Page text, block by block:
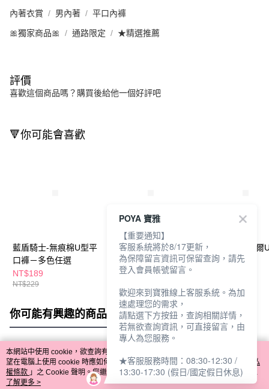
內著衣賞 男內著 平口內褲
🎀獨家商品🎀 通路限定 ★精選推薦
評價
喜歡這個商品嗎？購買後給他一個好評吧
🔻你可能會喜歡
藍盾騎士-無痕棉U型平
口褲－多色任選
NT$189
NT$229
藍盾騎士-無痕透氣U型
平口褲
NT$219
藍盾騎士 莫代爾
體平口褲
你可能有興趣的商品 全站排行
熱門標籤
本網站中使用 cookie，欲查詢有關本網站使用 cookie 方式之詳情，及若您不希
望在電腦上使用 cookie 時應如何變更電腦的 cookie 設定，請參閱本網站「
隱私
權條款 」之 Cookie 聲明。您繼續使用本網站即表示您同意本公司得按本網站使
用條款之 Cookie 聲明使用 cookie。
了解更多 >
POYA 寶雅
【重要通知】
客服系統將於8/17更新，
為保障留言資訊可保留查詢，請先
登入會員帳號留言。
歡迎來到寶雅線上客服系統。為加
速處理您的需求，
請點選下方按鈕，查詢相關詳情，
若無欲查詢資訊，可直接留言，由
專人為您服務。
★客服服務時間：08:30-12:30 /
13:30-17:30 (假日/國定假日休息)